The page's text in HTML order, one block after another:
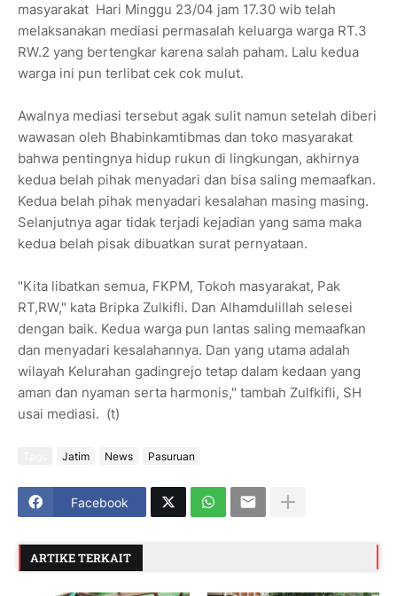
masyarakat Hari Minggu 23/04 jam 17.30 wib telah
melaksanakan mediasi permasalah keluarga warga RT.3
RW.2 yang bertengkar karena salah paham. Lalu kedua
warga ini pun terlibat cek cok mulut.
Awalnya mediasi tersebut agak sulit namun setelah diberi
wawasan oleh Bhabinkamtibmas dan toko masyarakat
bahwa pentingnya hidup rukun di lingkungan, akhirnya
kedua belah pihak menyadari dan bisa saling memaafkan.
Kedua belah pihak menyadari kesalahan masing masing.
Selanjutnya agar tidak terjadi kejadian yang sama maka
kedua belah pisak dibuatkan surat pernyataan.
"Kita libatkan semua, FKPM, Tokoh masyarakat, Pak
RT,RW," kata Bripka Zulkifli. Dan Alhamdulillah selesei
dengan baik. Kedua warga pun lantas saling memaafkan
dan menyadari kesalahannya. Dan yang utama adalah
wilayah Kelurahan gadingrejo tetap dalam kedaan yang
aman dan nyaman serta harmonis," tambah Zulfkifli, SH
usai mediasi. (t)
Jatim News Pasuruan
Facebook
ARTIKE TERKAIT